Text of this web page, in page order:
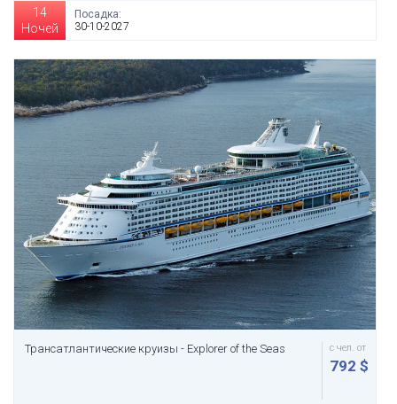
14
Ночей
Посадка:
30-10-2027
Трансатлантические круизы - Explorer of the Seas с чел. от
792 $